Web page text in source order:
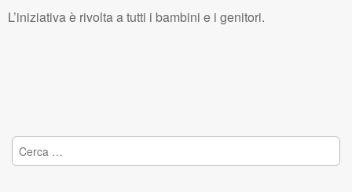
L’iniziativa è rivolta a tutti i bambini e i genitori.
Ricerca per: